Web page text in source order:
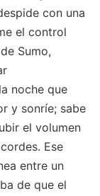
con una
el control
Sumo,
noche que
y sonríe; sabe
el volumen
Ese
entre un
de que el